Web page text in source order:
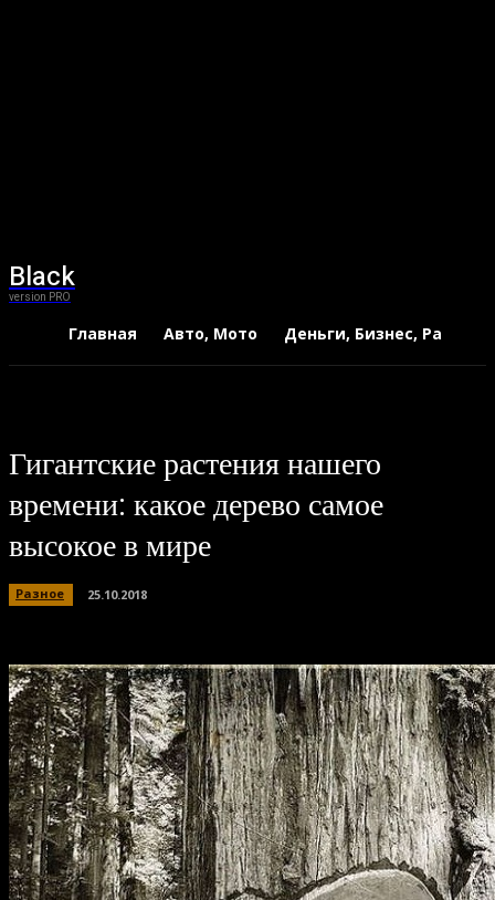
Black
version PRO
Главная Авто, Мото Деньги, Бизнес, Работа
Гигантские растения нашего
времени: какое дерево самое
высокое в мире
Разное 25.10.2018